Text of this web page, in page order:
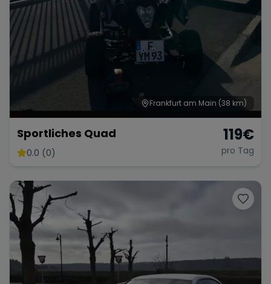
Frankfurt am Main (38 km)
Sportliches Quad
0.0 (0)
119€
pro Tag